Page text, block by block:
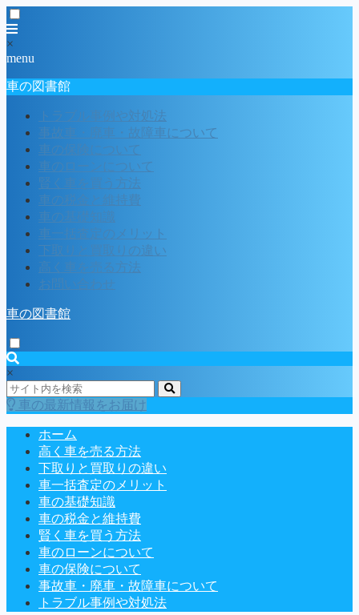
×
menu
車の図書館
トラブル事例や対処法
事故車・廃車・故障車について
車の保険について
車のローンについて
賢く車を買う方法
車の税金と維持費
車の基礎知識
車一括査定のメリット
下取りと買取りの違い
高く車を売る方法
お問い合わせ
車の図書館
×
車の最新情報をお届け
ホーム
高く車を売る方法
下取りと買取りの違い
車一括査定のメリット
車の基礎知識
車の税金と維持費
賢く車を買う方法
車のローンについて
車の保険について
事故車・廃車・故障車について
トラブル事例や対処法